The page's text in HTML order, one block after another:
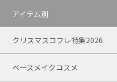
アイテム別
クリスマスコフレ特集2026
ベースメイクコスメ